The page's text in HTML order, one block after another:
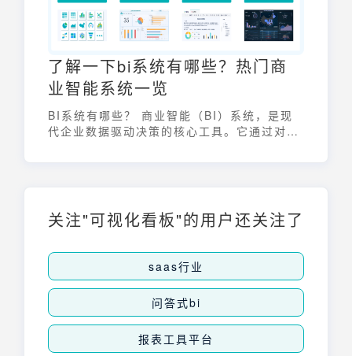
了解一下bi系统有哪些？热门商
业智能系统一览
BI系统有哪些？ 商业智能（BI）系统，是现
代企业数据驱动决策的核心工具。它通过对企
关注"可视化看板"的用户还关注了
saas行业
问答式bi
报表工具平台